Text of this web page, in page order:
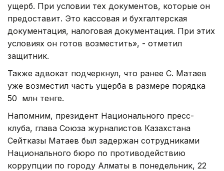
ущерб. При условии тех документов, которые он
предоставит. Это кассовая и бухгалтерская
документация, налоговая документация. При этих
условиях он готов возместить», - отметил
защитник.
Также адвокат подчеркнул, что ранее С. Матаев
уже возместил часть ущерба в размере порядка
50 млн тенге.
Напомним, президент Национального пресс-
клуба, глава Союза журналистов Казахстана
Сейтказы Матаев был задержан сотрудниками
Национального бюро по противодействию
коррупции по городу Алматы в понедельник, 22